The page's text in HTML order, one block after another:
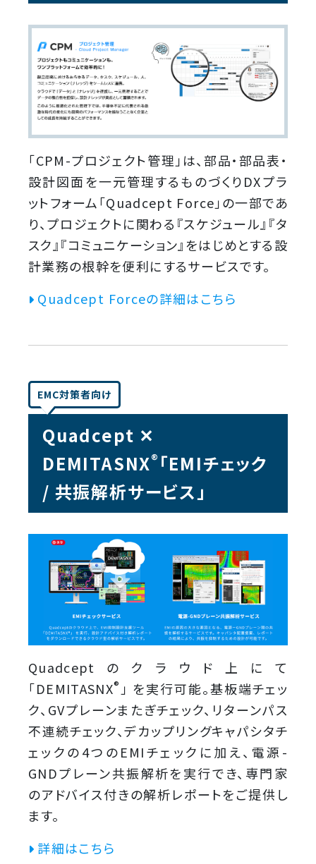
「CPM-プロジェクト管理」は、部品・部品表・
設計図面を一元管理するものづくりDXプラ
ットフォーム「Quadcept Force」の一部であ
り、プロジェクトに関わる『スケジュール』『タ
スク』『コミュニケーション』をはじめとする設
計業務の根幹を便利にするサービスです。
Quadcept Forceの詳細はこちら
EMC対策者向け
Quadcept ✕
DEMITASNX® 「EMIチェック
/ 共振解析サービス」
Quadceptのクラウド上にて
「DEMITASNX® 」 を実行可能。基板端チェッ
ク、GVプレーンまたぎチェック、リターンパス
不連続チェック、デカップリングキャパシタチ
ェックの4つのEMIチェックに加え、電源-
GNDプレーン共振解析を実行でき、専門家
のアドバイス付きの解析レポートをご提供し
ます。
詳細はこちら